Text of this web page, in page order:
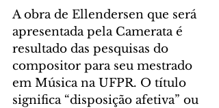
A obra de Ellendersen que será
apresentada pela Camerata é
resultado das pesquisas do
compositor para seu mestrado
em Música na UFPR. O título
significa “disposição afetiva” ou